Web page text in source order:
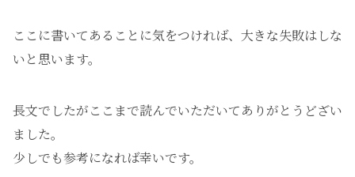
ここに書いてあることに気をつければ、大きな失敗はしな
いと思います。
長文でしたがここまで読んでいただいてありがとうどざい
ました。
少しでも参考になれば幸いです。